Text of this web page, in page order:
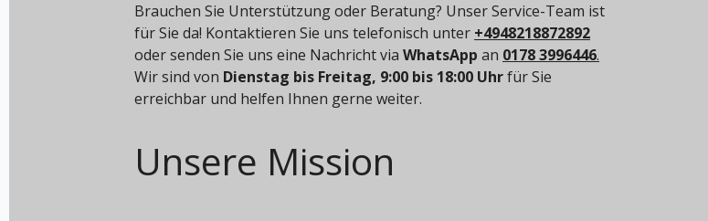
Brauchen Sie Unterstützung oder Beratung? Unser Service-Team ist
für Sie da! Kontaktieren Sie uns telefonisch unter +4948218872892
oder senden Sie uns eine Nachricht via WhatsApp an 0178 3996446.
Wir sind von Dienstag bis Freitag, 9:00 bis 18:00 Uhrfür Sie
erreichbar und helfen Ihnen gerne weiter.
Unsere Mission